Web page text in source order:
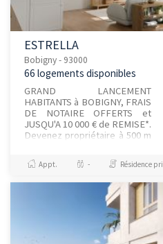
ESTRELLA
Bobigny - 93000
66 logements disponibles
GRAND LANCEMENT
HABITANTS à BOBIGNY, FRAIS
DE NOTAIRE OFFERTS et
JUSQU'A 10 000 € de REMISE*.
Devenez propriétaire à 500 m
Paris ligne 15 et du T1 et
bénéficiez de...
Appt. - Résidence principale / PTZ